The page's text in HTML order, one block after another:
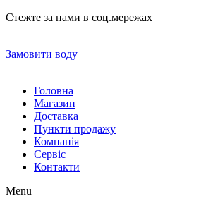
Стежте за нами в соц.мережах
Замовити воду
Головна
Магазин
Доставка
Пункти продажу
Компанія
Сервіс
Контакти
Menu